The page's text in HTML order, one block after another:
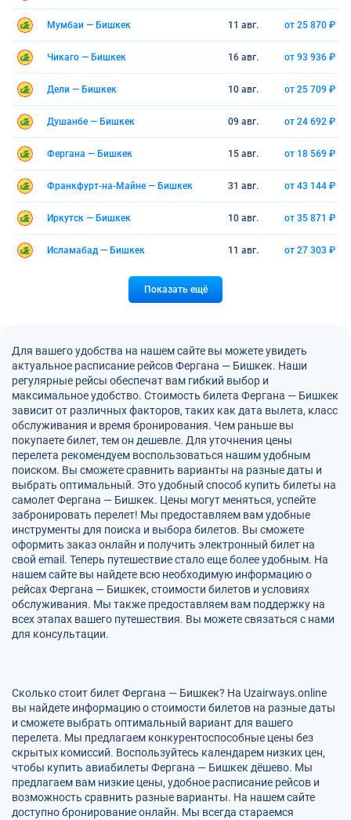
Мумбаи — Бишкек 11 авг. от 25 870 ₽
Чикаго — Бишкек 16 авг. от 93 936 ₽
Дели — Бишкек 10 авг. от 25 709 ₽
Душанбе — Бишкек 09 авг. от 24 692 ₽
Фергана — Бишкек 15 авг. от 18 569 ₽
Франкфурт-на-Майне — Бишкек 31 авг. от 43 144 ₽
Иркутск — Бишкек 10 авг. от 35 871 ₽
Исламабад — Бишкек 11 авг. от 27 303 ₽
Показать ещё
Для вашего удобства на нашем сайте вы можете увидеть
актуальное расписание рейсов Фергана — Бишкек. Наши
регулярные рейсы обеспечат вам гибкий выбор и
максимальное удобство. Стоимость билета Фергана — Бишкек
зависит от различных факторов, таких как дата вылета, класс
обслуживания и время бронирования. Чем раньше вы
покупаете билет, тем он дешевле. Для уточнения цены
перелета рекомендуем воспользоваться нашим удобным
поиском. Вы сможете сравнить варианты на разные даты и
выбрать оптимальный. Это удобный способ купить билеты на
самолет Фергана — Бишкек. Цены могут меняться, успейте
забронировать перелет! Мы предоставляем вам удобные
инструменты для поиска и выбора билетов. Вы сможете
оформить заказ онлайн и получить электронный билет на
свой email. Теперь путешествие стало еще более удобным. На
нашем сайте вы найдете всю необходимую информацию о
рейсах Фергана — Бишкек, стоимости билетов и условиях
обслуживания. Мы также предоставляем вам поддержку на
всех этапах вашего путешествия. Вы можете связаться с нами
для консультации.
Сколько стоит билет Фергана — Бишкек? На Uzairways.online
вы найдете информацию о стоимости билетов на разные даты
и сможете выбрать оптимальный вариант для вашего
перелета. Мы предлагаем конкурентоспособные цены без
скрытых комиссий. Воспользуйтесь календарем низких цен,
чтобы купить авиабилеты Фергана — Бишкек дёшево. Мы
предлагаем вам низкие цены, удобное расписание рейсов и
возможность сравнить разные варианты. На нашем сайте
доступно бронирование онлайн. Мы всегда стараемся